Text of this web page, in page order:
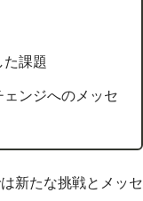
課題
ンジへのメッセ
新たな挑戦とメッセ